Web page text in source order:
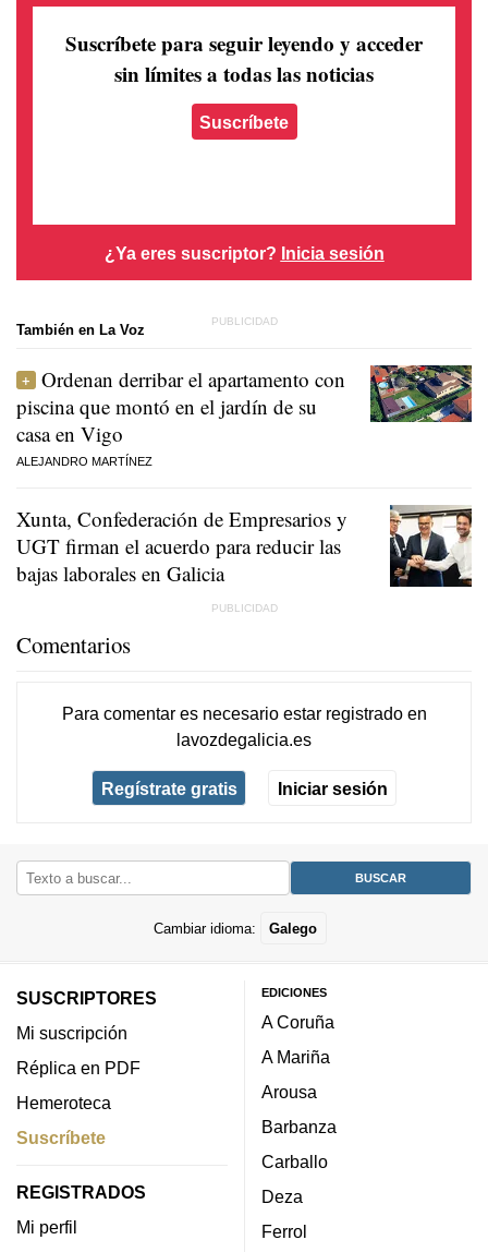
Suscríbete para seguir leyendo y acceder
sin límites a todas las noticias
Suscríbete
¿Ya eres suscriptor? Inicia sesión
También en La Voz
Ordenan derribar el apartamento con
piscina que montó en el jardín de su
casa en Vigo
ALEJANDRO MARTÍNEZ
Xunta, Confederación de Empresarios y
UGT firman el acuerdo para reducir las
bajas laborales en Galicia
Comentarios
Para comentar es necesario estar registradoen
lavozdegalicia.es
Regístrate gratis Iniciar sesión
Cambiar idioma: Galego
SUSCRIPTORES
Mi suscripción
Réplica en PDF
Hemeroteca
Suscríbete
REGISTRADOS
Mi perfil
EDICIONES
A Coruña
A Mariña
Arousa
Barbanza
Carballo
Deza
Ferrol